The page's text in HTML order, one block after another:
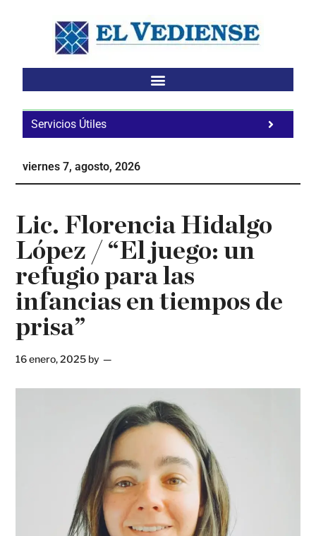
Servicios Útiles
viernes 7, agosto, 2026
Lic. Florencia Hidalgo
López / “El juego: un
refugio para las
infancias en tiempos de
prisa”
16 enero, 2025 by